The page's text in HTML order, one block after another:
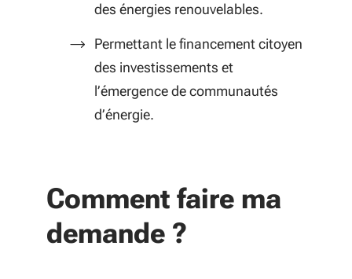
des énergies renouvelables.
Permettant le financement citoyen
des investissements et
l’émergence de communautés
d’énergie.
Comment faire ma
demande ?